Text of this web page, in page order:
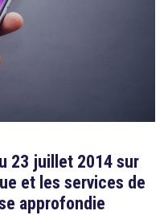
23 juillet 2014 sur
et les services de
approfondie